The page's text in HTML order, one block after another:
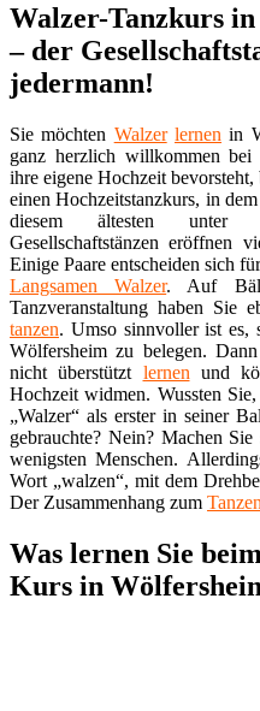
Walzer-Tanzkurs
– der
jedermann!
Sie möchten Walzer lernen in
ganz herzlich willkommen
ihre eigene Hochzeit
einen Hochzeitstanzkurs, in dem
diesem ältesten unter
Gesellschaftstänzen eröffnen
Einige Paare entscheiden sich
Langsamen Walzer. Auf
Tanzveranstaltung haben Sie
tanzen. Umso sinnvoller ist es,
Wölfersheim zu belegen.
nicht überstützt lernen und
Hochzeit widmen. Wussten
„Walzer“ als erster in seiner
gebrauchte? Nein? Machen
wenigsten Menschen.
Wort „walzen“, mit dem
Der Zusammenhang zum Tanzen
Was lernen Sie
Kurs in